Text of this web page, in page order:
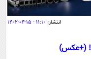
انتشار: ۱۱:۱۰ - ۱۵-۰۴-۱۴۰۲
(+عکس)